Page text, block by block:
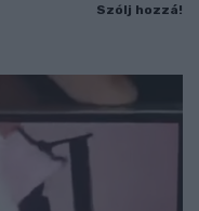
Szólj hozzá!